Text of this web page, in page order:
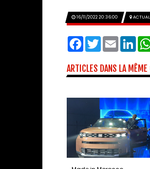
16/11/2022 20:36:00
Facebook
TwitterEmail
ARTICLES DANS LA MÊME